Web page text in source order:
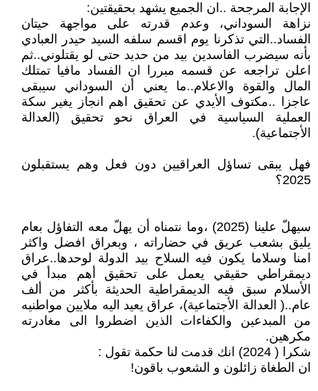
الإجابة المرجحة ..ان الجميع يشهد بحقيقتين:
نزاهة السوداني، وعدم قدرته على مواجهة حيتان
الفساد..التي تذكرنا يوم اقسم سلفه السيد حيدر العبادي
بأنه سيضرب الفاسدين بيد من حديد حتى لو يقتلوني..ثم
اعلن تراجعه عن قسمه مبررا ان الفساد مافيا تمتلك
المال والقوة والاعلام..ما يعني أن السوداني سيبقى
عاجزا ..مكتوف الأيدي عن تحقيق اهم انجاز يغير سكة
العملية السياسية في العراق نحو تحقيق (العدالة
الأجتماعية).
فهل يبقى تساؤل العراقيين دون فعل وهم يستقبلون
2025؟
سيهلّ علينا (2025) ،وما نتمناه أن يهلّ معه التفاؤل بعام
يليق بشعب عريق في حضاراته ، وبعراق افضل واكثر
امنا وسلاما يكون فيه السلاح بيد الدولة لوحدها..عراق
ديمقراطي حقيقي يعمل على تحقيق أهم مبدأ في
الأسلام سبق فيه الديمقراطية الحديثة بأكثر من ألف
عام..( العدالة الأجتماعية)، عراق يعيد اليه ملايين مواطنيه
من المبدعين والكفاءات الذين اضطروا الى مغادرته
مكرهين.
شكرا ( 2024) انك قدمت لنا حكمة تقول :
ان الطغاة زائلون و الشعوب باقون!